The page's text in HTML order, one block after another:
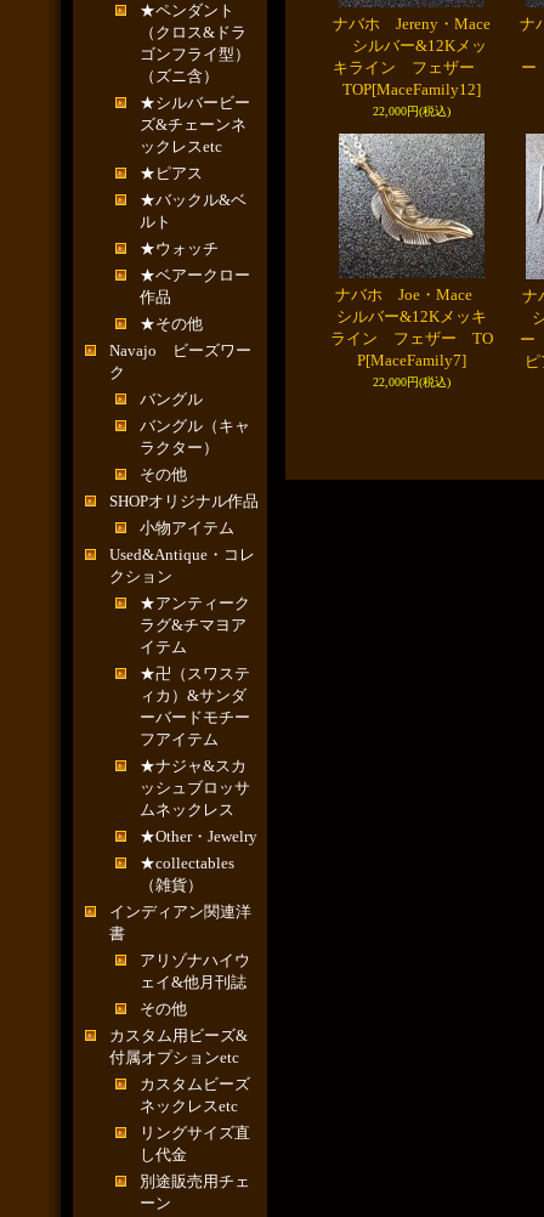
★ペンダント
（クロス&ドラ
ゴンフライ型）
（ズニ含）
★シルバービー
ズ&チェーンネ
ックレスetc
★ピアス
★バックル&ベ
ルト
★ウォッチ
★ベアークロー
作品
★その他
Navajo ビーズワー
ク
バングル
バングル（キャ
ラクター）
その他
SHOPオリジナル作品
小物アイテム
Used&Antique・コレ
クション
★アンティーク
ラグ&チマヨア
イテム
★卍（スワステ
ィカ）&サンダ
ーバードモチー
フアイテム
★ナジャ&スカ
ッシュブロッサ
ムネックレス
★Other・Jewelry
★collectables
（雑貨）
インディアン関連洋
書
アリゾナハイウ
ェイ&他月刊誌
その他
カスタム用ビーズ&
付属オプションetc
カスタムビーズ
ネックレスetc
リングサイズ直
し代金
別途販売用チェ
ーン
ナバホ Jereny・Mace
シルバー&12Kメッ
キライン フェザー
TOP[MaceFamily12]
22,000円(税込)
ナ
ー
ナバホ Joe・Mace
シルバー&12Kメッキ
ライン フェザー TO
P[MaceFamily7]
22,000円(税込)
ナ
ー